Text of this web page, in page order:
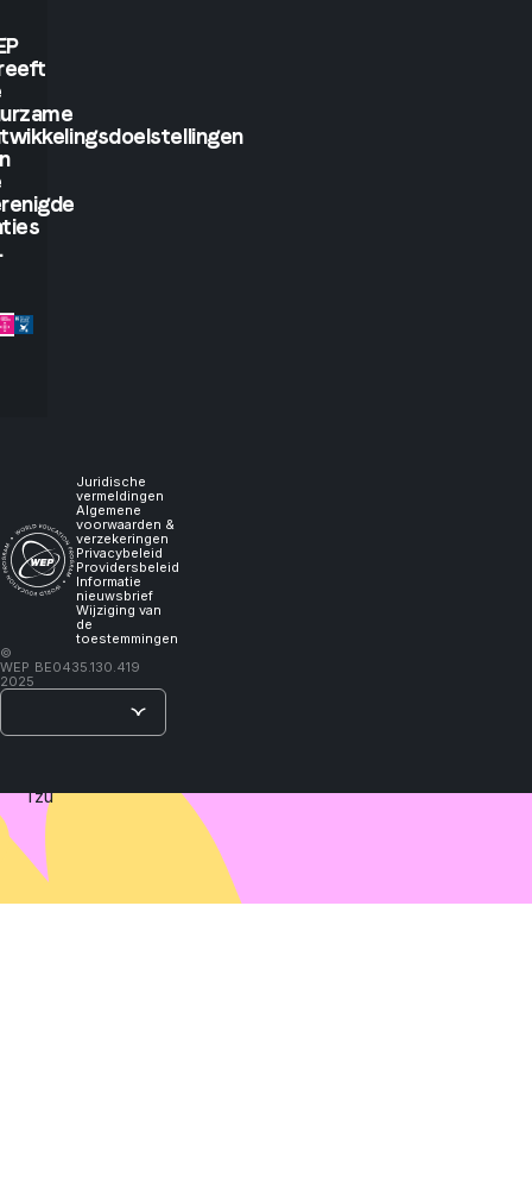
Juridische
vermeldingen
Algemene
voorwaarden &
verzekeringen
Privacybeleid
Providersbeleid
Informatie
nieuwsbrief
Wijziging van
de
toestemmingen
©
WEP
2025
BE0435.130.419
will
see.
But
if
let
it,
I
will
learn."
Tzu